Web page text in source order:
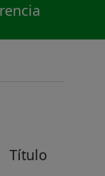
Título